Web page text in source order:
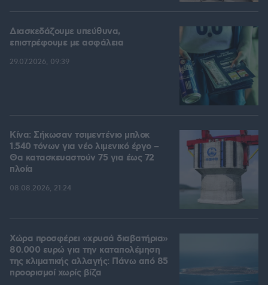
Διασκεδάζουμε υπεύθυνα,
επιστρέφουμε με ασφάλεια
29.07.2026, 09:39
Κίνα: Σήκωσαν τσιμεντένιο μπλοκ
1.540 τόνων για νέο λιμενικό έργο –
Θα κατασκευαστούν 75 για έως 72
πλοία
08.08.2026, 21:24
Χώρα προσφέρει «χρυσά διαβατήρια»
80.000 ευρώ για την καταπολέμηση
της κλιματικής αλλαγής: Πάνω από 85
προορισμοί χωρίς βίζα